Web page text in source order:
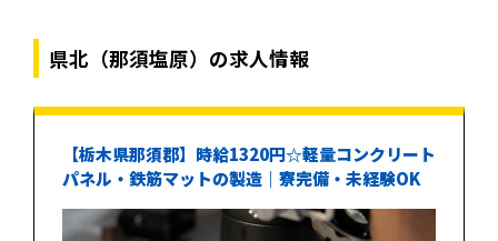
県北（那須塩原）の求人情報
【栃木県那須郡】時給1320円☆軽量コンクリート
パネル・鉄筋マットの製造｜寮完備・未経験OK